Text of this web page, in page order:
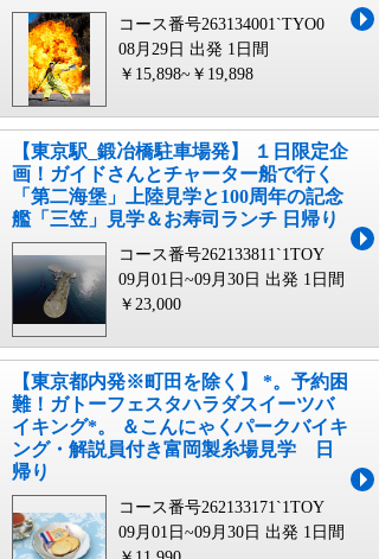
コース番号263134001`TYO0
08月29日 出発 1日間
￥15,898~￥19,898
【東京駅_鍛冶橋駐車場発】 １日限定企
画！ガイドさんとチャーター船で行く
「第二海堡」上陸見学と100周年の記念
艦「三笠」見学＆お寿司ランチ 日帰り
コース番号262133811`1TOY
09月01日~09月30日 出発 1日間
￥23,000
【東京都内発※町田を除く】 *。予約困
難！ガトーフェスタハラダスイーツバ
イキング*。 ＆こんにゃくパークバイキ
ング・解説員付き富岡製糸場見学 日
帰り
コース番号262133171`1TOY
09月01日~09月30日 出発 1日間